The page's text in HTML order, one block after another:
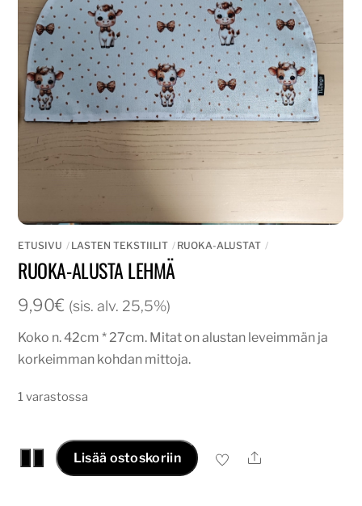
ETUSIVU LASTEN TEKSTIILIT RUOKA-ALUSTAT
RUOKA-ALUSTA LEHMÄ
9,90€ (sis. alv. 25,5%)
Koko n. 42cm * 27cm. Mitat on alustan leveimmän ja
korkeimman kohdan mittoja.
1 varastossa
Ruoka-
alusta
Lisää ostoskoriin Ale